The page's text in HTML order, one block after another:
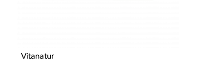
Vitanatur